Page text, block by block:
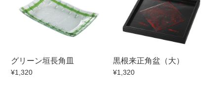
カレー皿・パスタ皿 ランチプレート・仕切皿
長皿・さんま皿 付出皿
蓋物 中鉢
グリーン垣長角皿
¥1,320
黒根来正角盆（大）
¥1,320